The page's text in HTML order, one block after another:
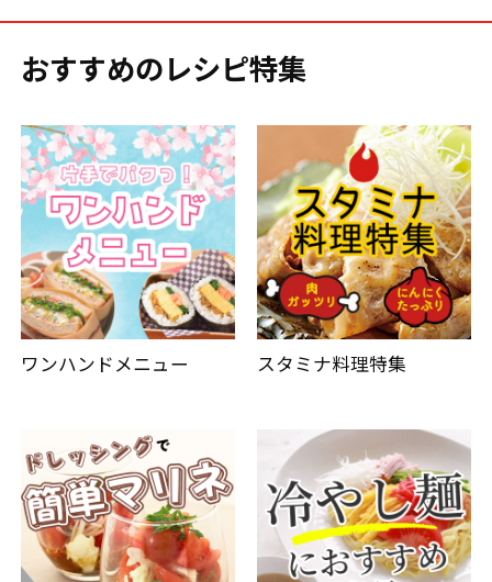
おすすめのレシピ特集
ワンハンドメニュー スタミナ料理特集